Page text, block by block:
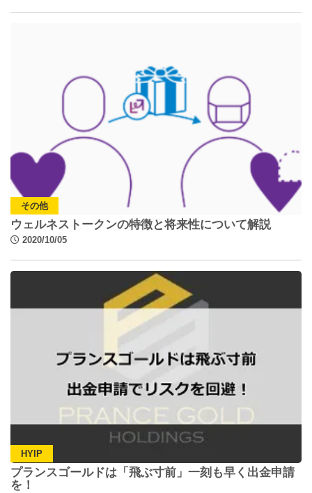
その他
ウェルネストークンの特徴と将来性について解説
2020/10/05
HYIP
プランスゴールドは「飛ぶ寸前」一刻も早く出金申請
を！